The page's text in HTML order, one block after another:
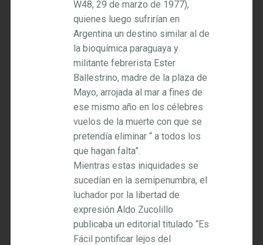
W48, 29 de marzo de 1977),
quienes luego sufrirían en
Argentina un destino similar al de
la bioquímica paraguaya y
militante febrerista Ester
Ballestrino, madre de la plaza de
Mayo, arrojada al mar a fines de
ese mismo año en los célebres
vuelos de la muerte con que se
pretendía eliminar “ a todos los
que hagan falta”.
Mientras estas iniquidades se
sucedían en la semipenumbra, el
luchador por la libertad de
expresión Aldo Zucolillo
publicaba un editorial titulado “Es
Fácil pontificar lejos del